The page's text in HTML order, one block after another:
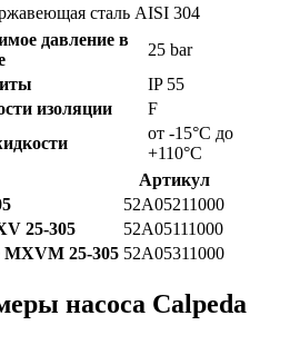
сталь AISI 304
давление в
25 bar
IP 55
изоляции
F
от -15°C до
+110°C
Артикул
52A05211000
25-305
52A05111000
MXVM 25-305 52A05311000
насоса Calpeda